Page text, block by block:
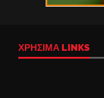
ΧΡΉΣΙΜΑ LINKS